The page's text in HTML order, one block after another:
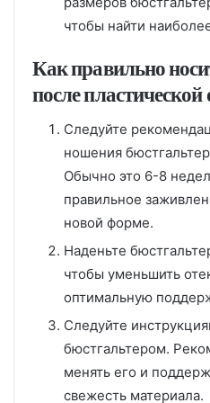
чтобы найти
Как правильно
после
Следуйте
ношения
Обычно это 6-8
правильное
новой форме.
Наденьте
чтобы уменьшить
оптимальную
Следуйте
бюстгальтером.
менять его и
свежесть материала.